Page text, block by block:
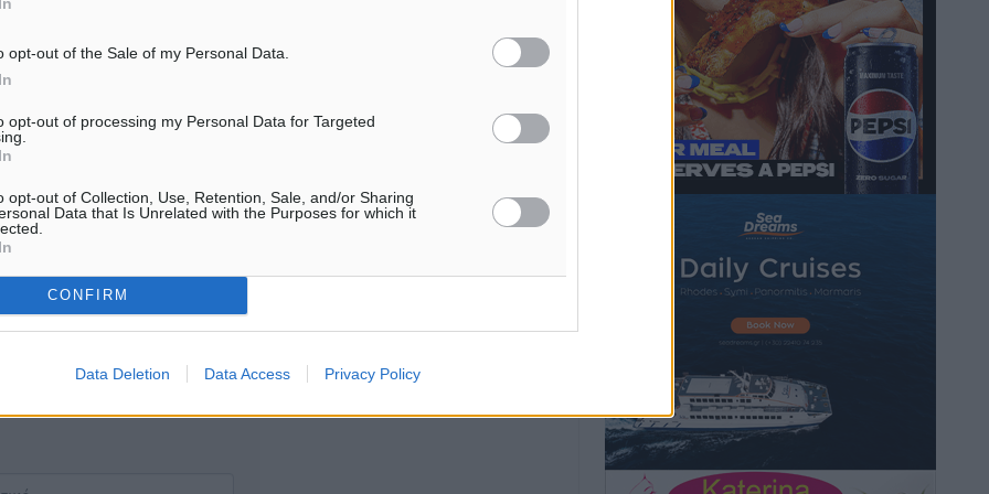
opt-out of the Sale of my Personal Data.
opt-out of processing my Personal Data for Targeted
opt-out of Collection, Use, Retention, Sale, and/or Sharing
Data that Is Unrelated with the Purposes for which it
CONFIRM
Data Deletion Data Access Privacy Policy
08.08.26 · 11:20
Η Δημοκρατική δεν υιοθετεί
όποια σχόλια θεωρούμε
Χρήστες που δεν τηρούν
του σχολίου.
Για την μερική αναπαραγωγή της
παρακάτω παρεχόμενου
Τα Γλυπτά του Παρθενώνα ως
προσωπικό δώρο στον Τραμπ
Δημο-Κρίσεις• πριν 6 ώρες
Το στενό της Κρεμαστής μπήκε στη
λίστα των 7 θαυμάτων της αναμονής
Δημο-Κρίσεις• πριν 6 ώρες
ΚΥΑ για το ΕΧΠ για τον τουρισμό
δεσμεύσεις Γεωργιάδη” – Κίνητρα για
τους γιατρούς των νησιών και
συνεργασία Ρόδου με το Αττικόν για το
Ακτινοθεραπευτικό